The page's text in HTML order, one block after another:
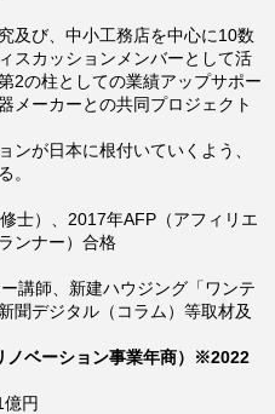
及び、中小工務店を中心に10数
スカッションメンバーとして活
2の柱としての業績アップサポー
メーカーとの共同プロジェクト
ンが日本に根付いていくよう、
。
修士）、2017年AFP（アフィリエ
ンナー）合格
講師、新建ハウジング「ワンテ
聞デジタル（コラム）等取材及
ノベーション事業年商）※2022
億円